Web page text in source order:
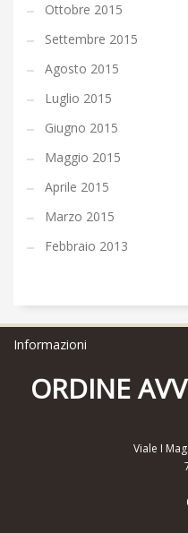
Ottobre 2015
Settembre 2015
Agosto 2015
Luglio 2015
Giugno 2015
Maggio 2015
Aprile 2015
Marzo 2015
Febbraio 2013
Informazioni
ORDINE
Viale I